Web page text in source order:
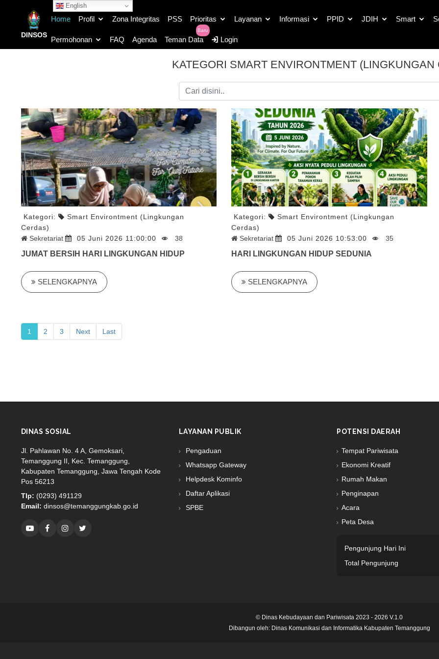
English
DINSOS
Home Profil Zona Integritas PSS Prioritas Layanan Informasi PPID JDIH Smart
Permohonan FAQ Agenda Teman Data
Baru
Login
KATEGORI SMART ENVIRONTMENT (LINGKUNGAN
Kategori:
Smart Environtment (Lingkungan
Cerdas)
Sekretariat
05 Juni 2026 11:00:00 38
JUMAT BERSIH HARI LINGKUNGAN HIDUP
SELENGKAPNYA
Kategori:
Smart Environtment (Lingkungan
Cerdas)
Sekretariat
05 Juni 2026 10:53:00 35
HARI LINGKUNGAN HIDUP SEDUNIA
SELENGKAPNYA
1 2 3 Next Last
DINAS SOSIAL
Jl. Pahlawan No. 4 A, Gemoksari,
Temanggung II, Kec. Temanggung,
Kabupaten Temanggung, Jawa Tengah Kode
Pos 56213
Tlp: (0293) 491129
Email: dinsos@temanggungkab.go.id
LAYANAN PUBLIK
Pengaduan
Whatsapp Gateway
Helpdesk Kominfo
Daftar Aplikasi
SPBE
POTENSI DAERAH
Tempat Pariwisata
Ekonomi Kreatif
Rumah Makan
Penginapan
Acara
Peta Desa
Pengunjung Hari Ini
Total Pengunjung
© Dinas Kebudayaan dan Pariwisata 2023 - 2026 V.1.0
Dibangun oleh: Dinas Komunikasi dan Informatika Kabupaten Temanggung